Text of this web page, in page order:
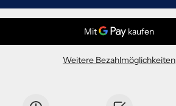
Weitere Bezahlmöglichkeiten